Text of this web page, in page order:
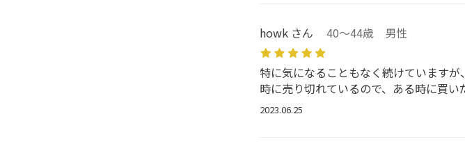
howk さん 40～44歳 男性
特に気になることもなく続けています
時に売り切れているので、ある時に買い
2023.06.25